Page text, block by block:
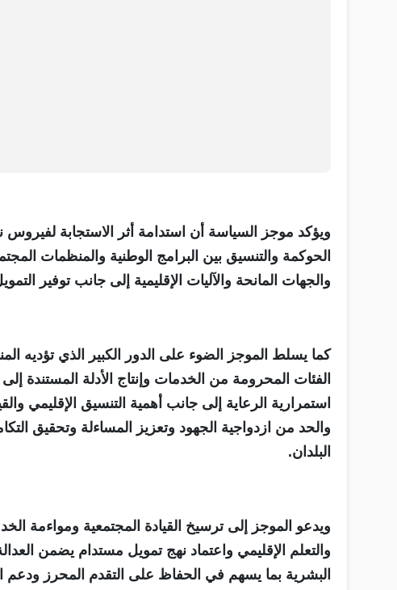
ويؤكد موجز السياسة أن استدامة أثر الاستجابة
الحوكمة والتنسيق بين البرامج الوطنية والمنظمات
والجهات المانحة والآليات الإقليمية إلى جانب توفير
كما يسلط الموجز الضوء على الدور الكبير الذي تؤديه
الفئات المحرومة من الخدمات وإنتاج الأدلة المستندة
استمرارية الرعاية إلى جانب أهمية التنسيق الإقليمي
والحد من ازدواجية الجهود وتعزيز المساءلة وتحقيق
البلدان.
ويدعو الموجز إلى ترسيخ القيادة المجتمعية ومواءمة
والتعلم الإقليمي واعتماد نهج تمويل مستدام يضمن
البشرية بما يسهم في الحفاظ على التقدم المحرز ودعم